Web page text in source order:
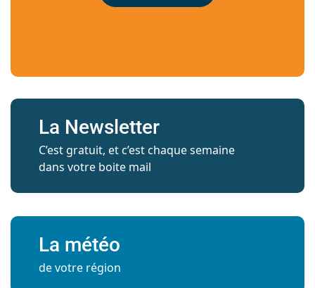
La Newsletter
C’est gratuit, et c’est chaque semaine
dans votre boite mail
La météo
de votre région